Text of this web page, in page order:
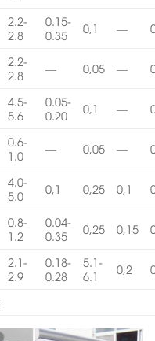
2.2-
2.8
0.15-
0.35
0,1 —
2.2-
2.8
— 0,05 —
4.5-
5.6
0.05-
0.20
0,1 —
0.6-
1.0
— 0,05 —
4.0-
5.0
0,1 0,25 0,1
0.8-
1.2
0.04-
0.35
0,25 0,15
2.1-
2.9
0.18-
0.28
5.1-
6.1
0,2